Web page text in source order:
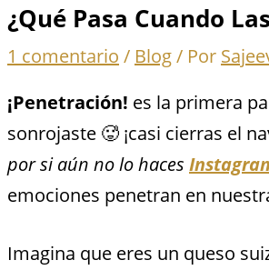
¿Qué Pasa Cuando
1 comentario / Blog/ Por
¡Penetración! es la primera
sonrojaste 🥵 ¡casi cierras el
por si aún no lo haces
emociones penetran en
Imagina que eres un queso